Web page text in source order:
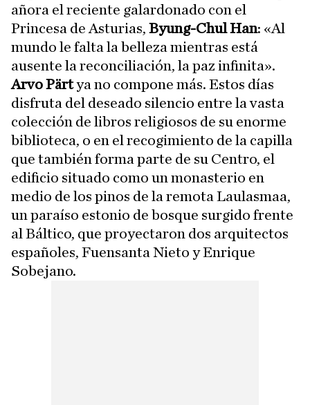
añora el reciente galardonado con el
Princesa de Asturias, Byung-Chul Han: «Al
mundo le falta la belleza mientras está
ausente la reconciliación, la paz infinita».
Arvo Pärtya no compone más. Estos días
disfruta del deseado silencio entre la vasta
colección de libros religiosos de su enorme
biblioteca, o en el recogimiento de la capilla
que también forma parte de su Centro, el
edificio situado como un monasterio en
medio de los pinos de la remota Laulasmaa,
un paraíso estonio de bosque surgido frente
al Báltico, que proyectaron dos arquitectos
españoles, Fuensanta Nieto y Enrique
Sobejano.